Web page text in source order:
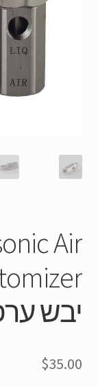
Air
יבש
$35.00